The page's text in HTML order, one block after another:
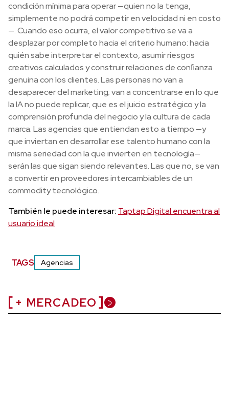
condición mínima para operar —quien no la tenga,
simplemente no podrá competir en velocidad ni en costo
—. Cuando eso ocurra, el valor competitivo se va a
desplazar por completo hacia el criterio humano: hacia
quién sabe interpretar el contexto, asumir riesgos
creativos calculados y construir relaciones de conﬁanza
genuina con los clientes. Las personas no van a
desaparecer del marketing; van a concentrarse en lo que
la IA no puede replicar, que es el juicio estratégico y la
comprensión profunda del negocio y la cultura de cada
marca. Las agencias que entiendan esto a tiempo —y
que inviertan en desarrollar ese talento humano con la
misma seriedad con la que invierten en tecnología—
serán las que sigan siendo relevantes. Las que no, se van
a convertir en proveedores intercambiables de un
commodity tecnológico.
También le puede interesar: Taptap Digital encuentra al
usuario ideal
TAGS Agencias
+ MERCADEO